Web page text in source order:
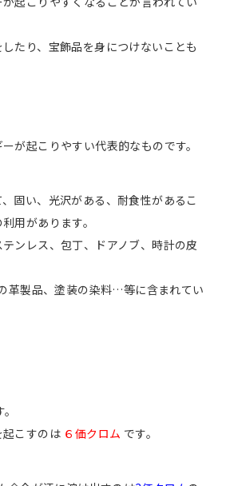
たり、宝飾品を身につけないことも
が起こりやすい代表的なものです。
固い、光沢がある、耐食性があるこ
用があります。
ンレス、包丁、ドアノブ、時計の皮
革製品、塗装の染料…等に含まれてい
こすのは ６価クロム です。